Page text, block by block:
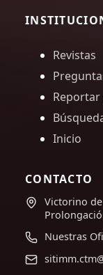
Revistas
Inicio
CONTACTO
Victorino
Nuestras